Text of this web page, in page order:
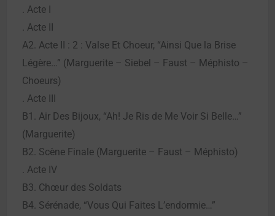
. Acte I
. Acte II
A2. Acte II : 2 : Valse Et Choeur, “Ainsi Que la Brise
Légère…” (Marguerite – Siebel – Faust – Méphisto –
Choeurs)
. Acte III
B1. Air Des Bijoux, “Ah! Je Ris de Me Voir Si Belle…”
(Marguerite)
B2. Scène Finale (Marguerite – Faust – Méphisto)
. Acte IV
B3. Chœur des Soldats
B4. Sérénade, “Vous Qui Faites L’endormie…”